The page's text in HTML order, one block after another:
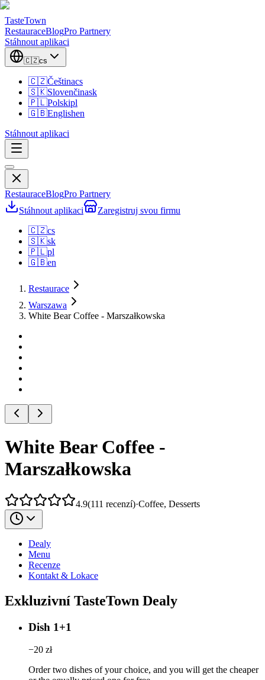
TasteTown
RestauraceBlogPro Partnery
Stáhnout aplikaci
🇨🇿cs
🇨🇿Češtinacs
🇸🇰Slovenčinask
🇵🇱Polskipl
🇬🇧Englishen
Stáhnout aplikaci
RestauraceBlogPro Partnery
Stáhnout aplikaci
Zaregistruj svou firmu
🇨🇿cs
🇸🇰sk
🇵🇱pl
🇬🇧en
Restaurace
Warszawa
White Bear Coffee - Marszałkowska
White Bear Coffee -
Marszałkowska
4.9(111 recenzí)·Coffee, Desserts
Dealy
Menu
Recenze
Kontakt & Lokace
Exkluzivní TasteTown Dealy
Dish 1+1
−20 zł
Order two dishes of your choice, and you will get the cheaper